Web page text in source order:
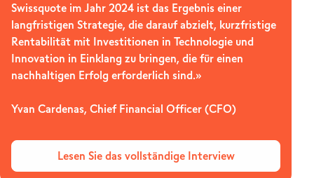
Swissquote im Jahr 2024 ist das Ergebnis einer
langfristigen Strategie, die darauf abzielt, kurzfristige
Rentabilität mit Investitionen in Technologie und
Innovation in Einklang zu bringen, die für einen
nachhaltigen Erfolg erforderlich sind.»
Yvan Cardenas, Chief Financial Officer (CFO)
Lesen Sie das vollständige Interview